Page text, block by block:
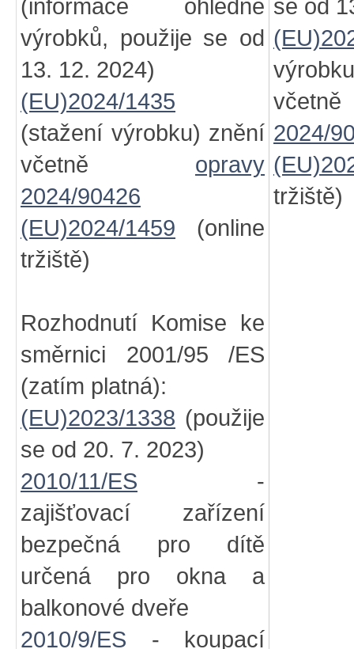
(informace ohledně
výrobků, použije se od
13. 12. 2024)
(EU)2024/1435
(stažení výrobku) znění
včetně opravy
2024/90426
(EU)2024/1459 (online
tržiště)
Rozhodnutí Komise ke
směrnici 2001/95 /ES
(zatím platná):
(EU)2023/1338 (použije
se od 20. 7. 2023)
2010/11/ES -
zajišťovací zařízení
bezpečná pro dítě
určená pro okna a
balkonové dveře
2010/9/ES - koupací
se od
2024/
tržiště)